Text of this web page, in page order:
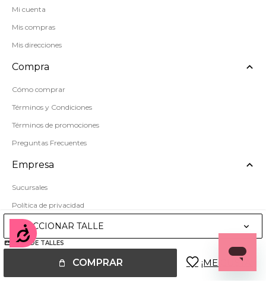
Accesibilidad
SELECCIONAR TALLE
GUÍA DE TALLES
COMPRAR
Mi cuenta
Mis compras
Mis direcciones
Compra
Cómo comprar
Términos y Condiciones
Términos de promociones
Preguntas Frecuentes
Empresa
Sucursales
Política de privacidad
Mapa del sitio